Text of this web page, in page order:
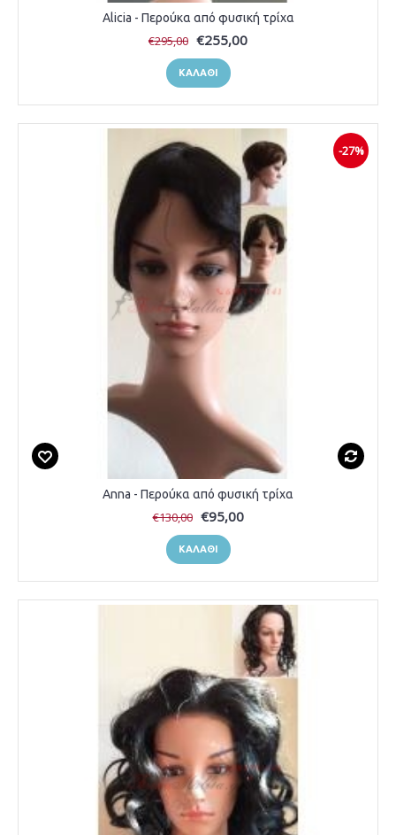
Alicia - Περούκα από φυσική τρίχα
€295,00 €255,00
ΚΑΛΆΘΙ
-27%
Anna - Περούκα από φυσική τρίχα
€130,00 €95,00
ΚΑΛΆΘΙ